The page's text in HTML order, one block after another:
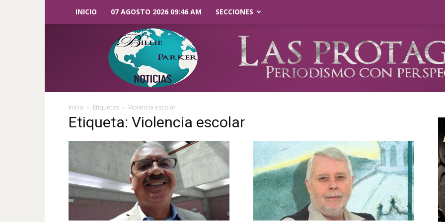
INICIO 07 AGOSTO 2026 09:46 AM SECCIONES
Parker
Noticias
Inicio Etiquetas Violencia escolar
Etiqueta: Violencia escolar